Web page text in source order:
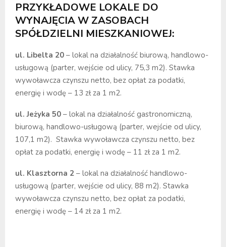
PRZYKŁADOWE LOKALE DO
WYNAJĘCIA W ZASOBACH
SPÓŁDZIELNI MIESZKANIOWEJ:
ul. Libelta 20 – lokal na działalność biurową, handlowo-
usługową (parter, wejście od ulicy, 75,3 m2). Stawka
wywoławcza czynszu netto, bez opłat za podatki,
energię i wodę – 13 zł za 1 m2.
ul. Jeżyka 50 – lokal na działalność gastronomiczną,
biurową, handlowo-usługową (parter, wejście od ulicy,
107,1 m2). Stawka wywoławcza czynszu netto, bez
opłat za podatki, energię i wodę – 11 zł za 1 m2.
ul. Klasztorna 2 – lokal na działalność handlowo-
usługową (parter, wejście od ulicy, 88 m2). Stawka
wywoławcza czynszu netto, bez opłat za podatki,
energię i wodę – 14 zł za 1 m2.